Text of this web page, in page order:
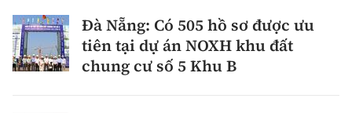
Đà Nẵng: Có 505 hồ sơ được ưu
tiên tại dự án NOXH khu đất
chung cư số 5 Khu B